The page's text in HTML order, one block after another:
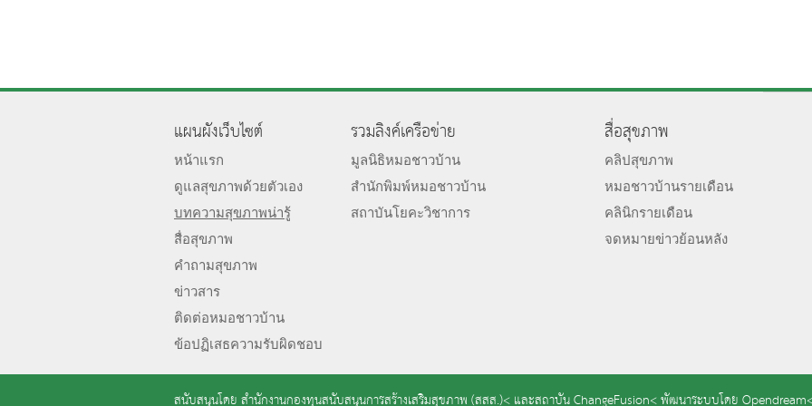
แผนผังเว็บไซต์
หน้าแรก
ดูแลสุขภาพด้วยตัวเอง
บทความสุขภาพน่ารู้
สื่อสุขภาพ
คำถามสุขภาพ
ข่าวสาร
ติดต่อหมอชาวบ้าน
ข้อปฏิเสธความรับผิดชอบ
รวมลิงค์เครือข่าย
มูลนิธิหมอชาวบ้าน
สำนักพิมพ์หมอชาวบ้าน
สถาบันโยคะวิชาการ
สื่อสุขภาพ
คลิปสุขภาพ
หมอชาวบ้านรายเดือน
คลินิกรายเดือน
จดหมายข่าวย้อนหลัง
สนับสนุนโดย สำนักงานกองทุนสนับสนุนการสร้างเสริมสุขภาพ (สสส.)< และสถาบัน ChangeFusion<พัฒนาระบบโดย